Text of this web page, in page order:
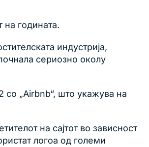
годината.
индустрија,
сериозно околу
со „Airbnb“, што укажува на
на сајтот во зависност
логоа од големи